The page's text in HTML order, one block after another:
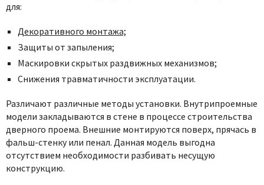
для:
Декоративного монтажа;
Защиты от запыления;
Маскировки скрытых раздвижных механизмов;
Снижения травматичности эксплуатации.
Различают различные методы установки. Внутрипроемные
модели закладываются в стене в процессе строительства
дверного проема. Внешние монтируются поверх, прячась в
фальш-стенку или пенал. Данная модель выгодна
отсутствием необходимости разбивать несущую
конструкцию.